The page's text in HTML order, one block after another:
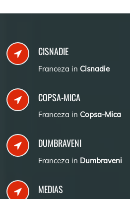
CISNADIE
Franceza in Cisnadie
COPSA-MICA
Franceza in Copsa-Mica
DUMBRAVENI
Franceza in Dumbraveni
MEDIAS